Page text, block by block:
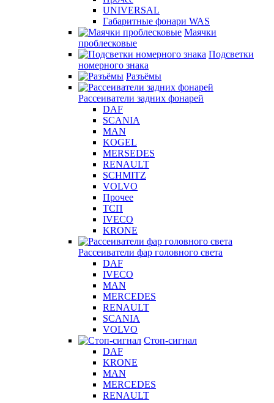
UNIVERSAL
Габаритные фонари WAS
Маячки
проблесковые
Подсветки
номерного знака
Разъёмы
Рассеиватели задних фонарей
DAF
SCANIA
MAN
KOGEL
MERSEDES
RENAULT
SCHMITZ
VOLVO
Прочее
ТСП
IVECO
KRONE
Рассеиватели фар головного света
DAF
IVECO
MAN
MERCEDES
RENAULT
SCANIA
VOLVO
Стоп-сигнал
DAF
KRONE
MAN
MERCEDES
RENAULT